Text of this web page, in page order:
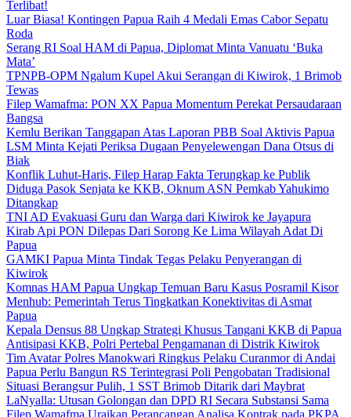
Terlibat!
Luar Biasa! Kontingen Papua Raih 4 Medali Emas Cabor Sepatu
Roda
Serang RI Soal HAM di Papua, Diplomat Minta Vanuatu ‘Buka
Mata’
TPNPB-OPM Ngalum Kupel Akui Serangan di Kiwirok, 1 Brimob
Tewas
Filep Wamafma: PON XX Papua Momentum Perekat Persaudaraan
Bangsa
Kemlu Berikan Tanggapan Atas Laporan PBB Soal Aktivis Papua
LSM Minta Kejati Periksa Dugaan Penyelewengan Dana Otsus di
Biak
Konflik Luhut-Haris, Filep Harap Fakta Terungkap ke Publik
Diduga Pasok Senjata ke KKB, Oknum ASN Pemkab Yahukimo
Ditangkap
TNI AD Evakuasi Guru dan Warga dari Kiwirok ke Jayapura
Kirab Api PON Dilepas Dari Sorong Ke Lima Wilayah Adat Di
Papua
GAMKI Papua Minta Tindak Tegas Pelaku Penyerangan di
Kiwirok
Komnas HAM Papua Ungkap Temuan Baru Kasus Posramil Kisor
Menhub: Pemerintah Terus Tingkatkan Konektivitas di Asmat
Papua
Kepala Densus 88 Ungkap Strategi Khusus Tangani KKB di Papua
Antisipasi KKB, Polri Pertebal Pengamanan di Distrik Kiwirok
Tim Avatar Polres Manokwari Ringkus Pelaku Curanmor di Andai
Papua Perlu Bangun RS Terintegrasi Poli Pengobatan Tradisional
Situasi Berangsur Pulih, 1 SST Brimob Ditarik dari Maybrat
LaNyalla: Utusan Golongan dan DPD RI Secara Substansi Sama
Filep Wamafma Uraikan Perancangan Analisa Kontrak pada PKPA